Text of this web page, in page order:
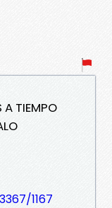
A TIEMPO
1167